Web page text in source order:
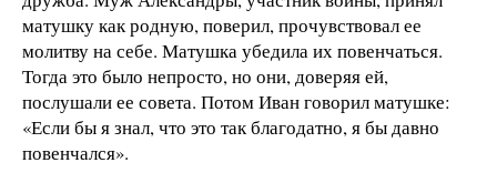
матушку как родную, поверил, прочувствовал ее
молитву на себе. Матушка убедила их повенчаться.
Тогда это было непросто, но они, доверяя ей,
послушали ее совета. Потом Иван говорил матушке:
«Если бы я знал, что это так благодатно, я бы давно
повенчался».